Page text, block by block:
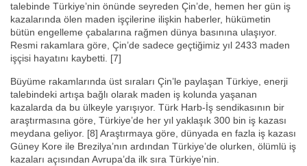
talebinde Türkiye’nin önünde seyreden Çin’de, hemen her gün iş
kazalarında ölen maden işçilerine ilişkin haberler, hükümetin
bütün engelleme çabalarına rağmen dünya basınına ulaşıyor.
Resmi rakamlara göre, Çin’de sadece geçtiğimiz yıl 2433 maden
işçisi hayatını kaybetti. [7]
Büyüme rakamlarında üst sıraları Çin’le paylaşan Türkiye, enerji
talebindeki artışa bağlı olarak maden iş kolunda yaşanan
kazalarda da bu ülkeyle yarışıyor. Türk Harb-İş sendikasının bir
araştırmasına göre, Türkiye’de her yıl yaklaşık 300 bin iş kazası
meydana geliyor. [8] Araştırmaya göre, dünyada en fazla iş kazası
Güney Kore ile Brezilya’nın ardından Türkiye’de olurken, ölümlü iş
kazaları açısından Avrupa’da ilk sıra Türkiye’nin.